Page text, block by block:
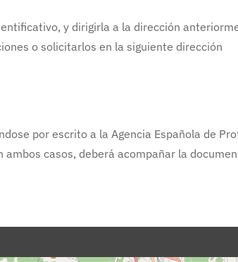
y dirigirla a la dirección
o solicitarlos en la siguiente dirección
por escrito a la Agencia Española de
ambos casos, deberá acompañar la